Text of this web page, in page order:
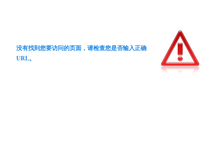
没有找到您要访问的页面，请检查您是否输入正确
URL。